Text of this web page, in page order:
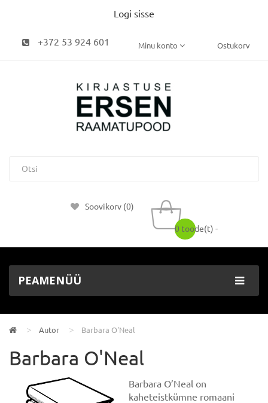
Logi sisse
+372 53 924 601 Minu konto Ostukorv
Soovikorv (0)
0 toode(t) -
PEAMENÜÜ
Autor Barbara O'Neal
Barbara O'Neal
Barbara O’Neal on
kaheteistkümne romaani